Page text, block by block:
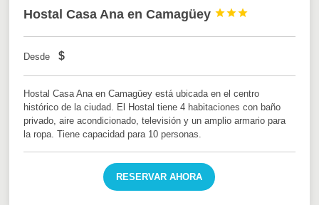
Hostal Casa Ana en Camagüey 


Desde $
Hostal Casa Ana en Camagüey está ubicada en el centro
histórico de la ciudad. El Hostal tiene 4 habitaciones con baño
privado, aire acondicionado, televisión y un amplio armario para
la ropa. Tiene capacidad para 10 personas.
RESERVAR AHORA